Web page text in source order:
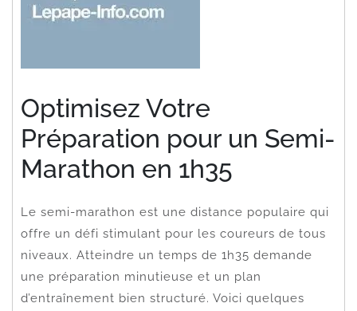
Optimisez Votre
Préparation pour un Semi-
Marathon en 1h35
Le semi-marathon est une distance populaire qui
offre un défi stimulant pour les coureurs de tous
niveaux. Atteindre un temps de 1h35 demande
une préparation minutieuse et un plan
d’entraînement bien structuré. Voici quelques